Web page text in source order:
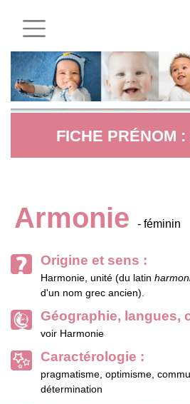
FICHE PRÉNOM
Armonie - féminin
Origine et sens :
Harmonie, unité (du latin
d'un nom grec ancien).
Géographie, langues,
voir Harmonie
Caractérologie :
pragmatisme, optimisme,
détermination